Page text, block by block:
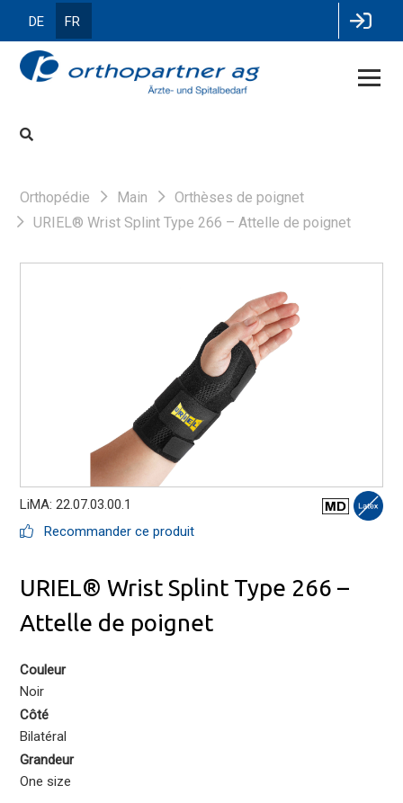
DE FR
Orthopédie Main
Orthèses de poignet
URIEL® Wrist Splint Type 266 – Attelle de poignet
LiMA: 22.07.03.00.1
Recommander ce produit
URIEL® Wrist Splint Type 266 –
Attelle de poignet
Couleur
Noir
Côté
Bilatéral
Grandeur
One size